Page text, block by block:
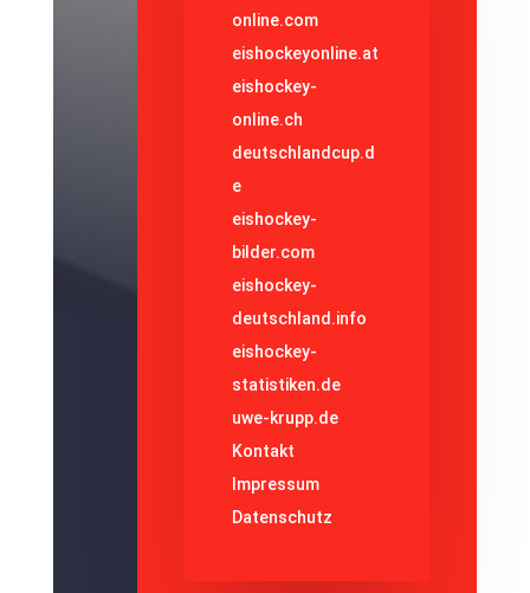
online.com
eishockeyonline.at
eishockey-
online.ch
deutschlandcup.d
e
eishockey-
bilder.com
eishockey-
deutschland.info
eishockey-
statistiken.de
uwe-krupp.de
Kontakt
Impressum
Datenschutz